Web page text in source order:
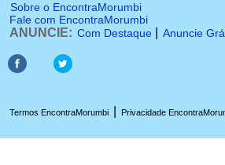
Sobre o EncontraMorumbi
Fale com EncontraMorumbi
ANUNCIE: Com Destaque Anuncie
Termos EncontraMorumbi Privacidade